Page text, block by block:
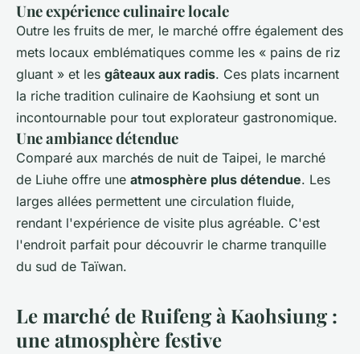
Une expérience culinaire locale
Outre les fruits de mer, le marché offre également des
mets locaux emblématiques comme les « pains de riz
gluant » et les gâteaux aux radis. Ces plats incarnent
la riche tradition culinaire de Kaohsiung et sont un
incontournable pour tout explorateur gastronomique.
Une ambiance détendue
Comparé aux marchés de nuit de Taipei, le marché
de Liuhe offre une atmosphère plus détendue. Les
larges allées permettent une circulation fluide,
rendant l'expérience de visite plus agréable. C'est
l'endroit parfait pour découvrir le charme tranquille
du sud de Taïwan.
Le marché de Ruifeng à Kaohsiung :
une atmosphère festive